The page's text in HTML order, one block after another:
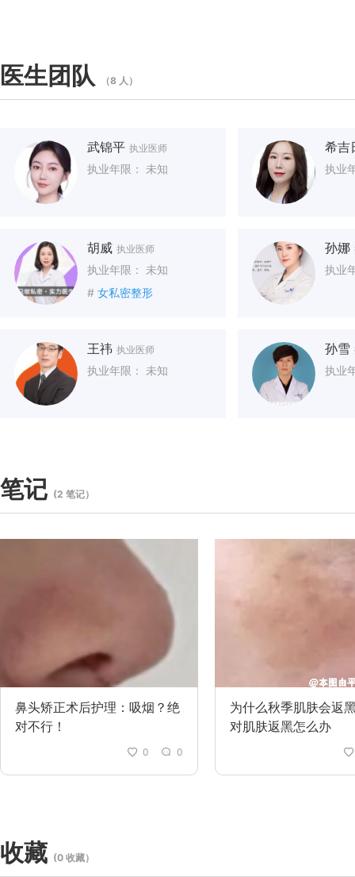
医生团队 （8 人）
武锦平 执业医师
执业年限： 未知
希
执业
胡威 执业医师
执业年限： 未知
# 女私密整形
孙娜
执业
王祎 执业医师
执业年限： 未知
孙雪
执业
笔记 (2 笔记）
鼻头矫正术后护理：吸烟？绝
对不行！
0 0
为什么秋季肌肤会返黑
对肌肤返黑怎么办
收藏 (0 收藏）